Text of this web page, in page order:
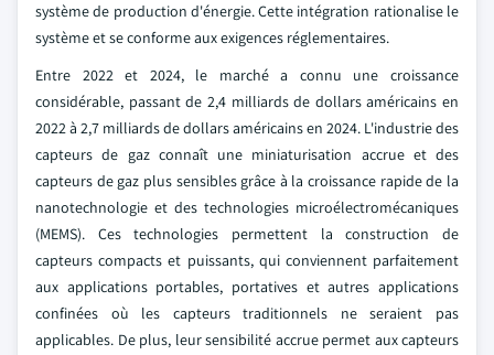
système de production d'énergie. Cette intégration rationalise le
système et se conforme aux exigences réglementaires.
Entre 2022 et 2024, le marché a connu une croissance
considérable, passant de 2,4 milliards de dollars américains en
2022 à 2,7 milliards de dollars américains en 2024. L'industrie des
capteurs de gaz connaît une miniaturisation accrue et des
capteurs de gaz plus sensibles grâce à la croissance rapide de la
nanotechnologie et des technologies microélectromécaniques
(MEMS). Ces technologies permettent la construction de
capteurs compacts et puissants, qui conviennent parfaitement
aux applications portables, portatives et autres applications
confinées où les capteurs traditionnels ne seraient pas
applicables. De plus, leur sensibilité accrue permet aux capteurs